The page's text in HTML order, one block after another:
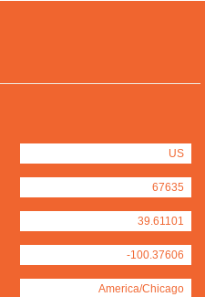
US
67635
39.61101
-100.37606
America/Chicago